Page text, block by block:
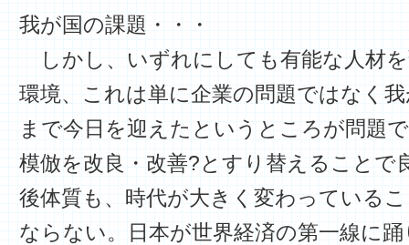
我が国の課題・・・
しかし、いずれにしても有能な人材
環境、これは単に企業の問題ではなく
まで今日を迎えたというところが問題
模倣を改良・改善?とすり替えることで
後体質も、時代が大きく変わっている
ならない。日本が世界経済の第一線に